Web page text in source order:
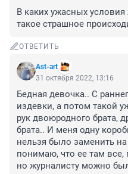
В каких ужасных
такое страшное
ОТВЕТИТЬ
Ast-art
31 октября 2022, 13:16
Бедная девочка.. С
издевки, а потом такой
рук двоюродного брата,
брата.. И меня одну
нельзя было заменить
понимаю, что ее там все,
но журналисту можно